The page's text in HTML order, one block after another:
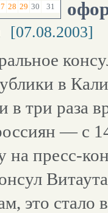
28 29 30 31
[07.08.2003]
в
в три раза
— с
на пресс-
это стало